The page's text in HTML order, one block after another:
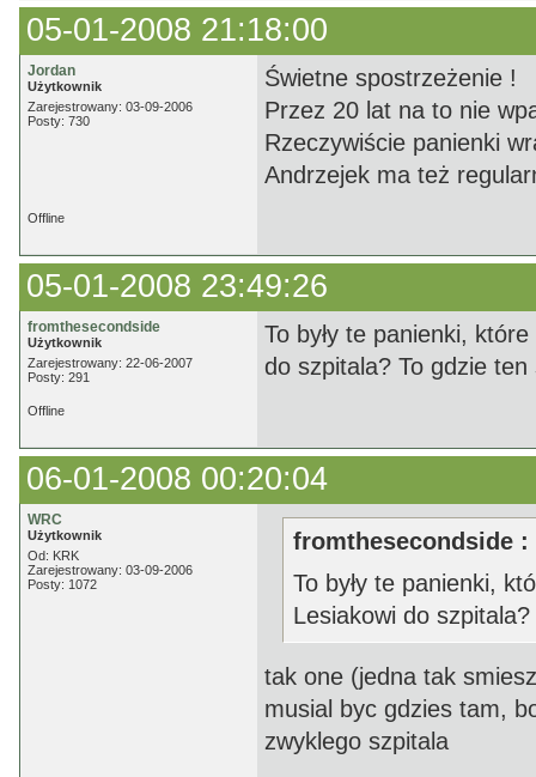
05-01-2008 21:18:00
Jordan
Użytkownik
Zarejestrowany: 03-09-2006
Posty: 730
Świetne spostrzeżenie !
Przez 20 lat na to nie
Rzeczywiście panienki
Andrzejek ma też
Offline
05-01-2008 23:49:26
fromthesecondside
Użytkownik
Zarejestrowany: 22-06-2007
Posty: 291
To były te panienki,
do szpitala? To gdzie ten
Offline
06-01-2008 00:20:04
WRC
Użytkownik
Od: KRK
Zarejestrowany: 03-09-2006
Posty: 1072
fromthesecondside :
To były te panienki,
Lesiakowi do
tak one (jedna tak
musial byc gdzies tam,
zwyklego szpitala